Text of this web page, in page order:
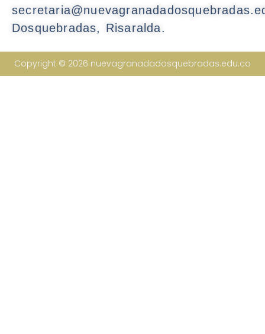
Dosquebradas, Risaralda.
Copyright © 2026 nuevagranadadosquebradas.edu.co